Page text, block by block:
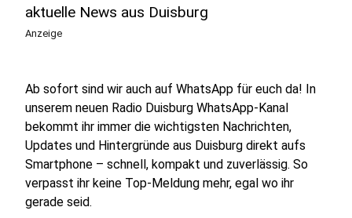
aktuelle News aus Duisburg
Anzeige
Ab sofort sind wir auch auf WhatsApp für euch da! In
unserem neuen Radio Duisburg WhatsApp-Kanal
bekommt ihr immer die wichtigsten Nachrichten,
Updates und Hintergründe aus Duisburg direkt aufs
Smartphone – schnell, kompakt und zuverlässig. So
verpasst ihr keine Top-Meldung mehr, egal wo ihr
gerade seid.